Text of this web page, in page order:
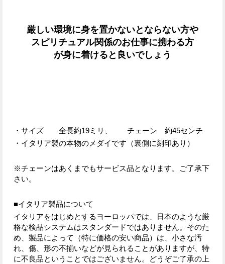
厳しい環境に身を置かないとならない方や
スピリチュアル関係のお仕事に携わる方
が身に着けると良いでしょう
・サイズ 全長約19ミリ、 チェーン 約45センチ
・イタリア製の本物のメダイです（裏側に刻印あり）
※チェーンはあくまでもサービス品となります。ご了承下
さい。
■イタリア製品について
イタリアをはじめとするヨーロッパでは、日本のような厳
格な検品システムはスタンダードではありません。そのた
め、製品によって（特に価格の安い商品）は、小さな汚
れ、傷、形の不揃いなどが見られることがありますが、特
に不良品ということではございません。どうぞご了承の上